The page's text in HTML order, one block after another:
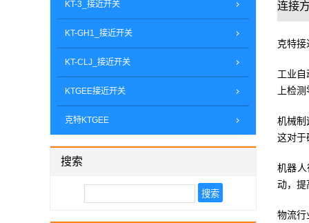
连接
克特接
工业
上检
机械制
这对于
机器
动，提
物流行
KT-3_接近开关
KT-GH1_接近开关
KT-CLJ_接近开关
KTGEE接近开关
克特KTGEE
搜索